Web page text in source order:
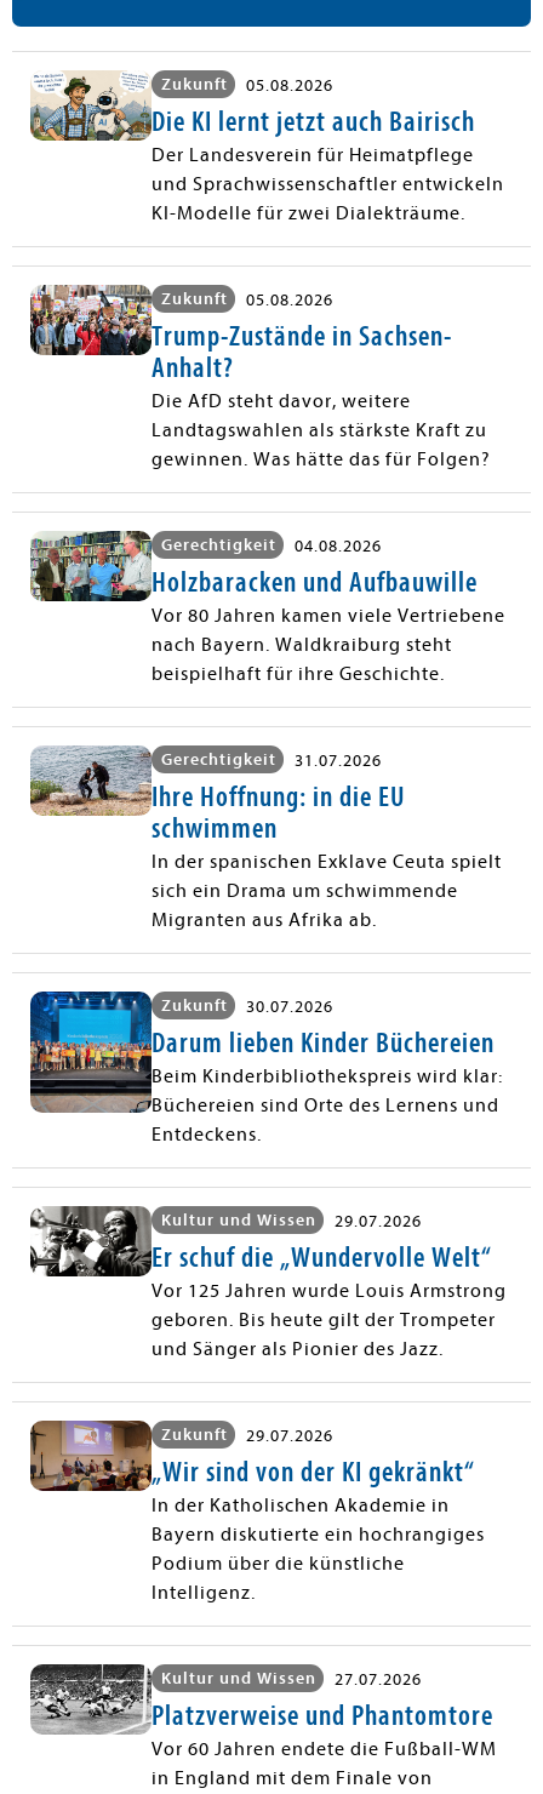
Zukunft 05.08.2026
Die KI lernt jetzt auch Bairisch
Der Landesverein für Heimatpflege
und Sprachwissenschaftler entwickeln
KI-Modelle für zwei Dialekträume.
Zukunft 05.08.2026
Trump-Zustände in Sachsen-
Anhalt?
Die AfD steht davor, weitere
Landtagswahlen als stärkste Kraft zu
gewinnen. Was hätte das für Folgen?
Gerechtigkeit 04.08.2026
Holzbaracken und Aufbauwille
Vor 80 Jahren kamen viele Vertriebene
nach Bayern. Waldkraiburg steht
beispielhaft für ihre Geschichte.
Gerechtigkeit 31.07.2026
Ihre Hoffnung: in die EU
schwimmen
In der spanischen Exklave Ceuta spielt
sich ein Drama um schwimmende
Migranten aus Afrika ab.
Zukunft 30.07.2026
Darum lieben Kinder Büchereien
Beim Kinderbibliothekspreis wird klar:
Büchereien sind Orte des Lernens und
Entdeckens.
Kultur und Wissen 29.07.2026
Er schuf die „Wundervolle Welt“
Vor 125 Jahren wurde Louis Armstrong
geboren. Bis heute gilt der Trompeter
und Sänger als Pionier des Jazz.
Zukunft 29.07.2026
„Wir sind von der KI gekränkt“
In der Katholischen Akademie in
Bayern diskutierte ein hochrangiges
Podium über die künstliche
Intelligenz.
Kultur und Wissen 27.07.2026
Platzverweise und Phantomtore
Vor 60 Jahren endete die Fußball-WM
in England mit dem Finale von